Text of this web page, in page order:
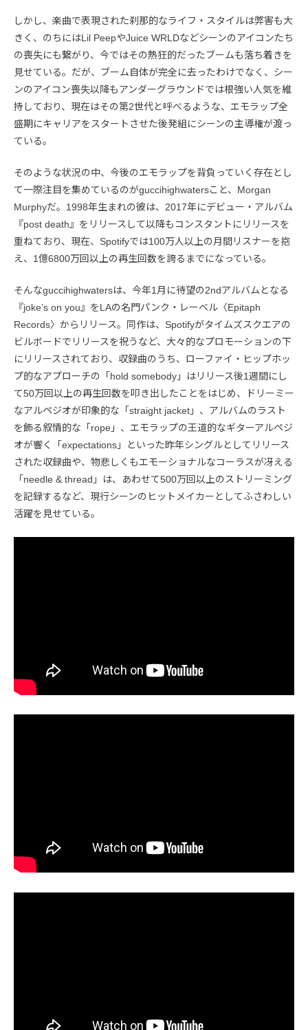
しかし、楽曲で表現された刹那的なライフ・スタイルは弊害も大
きく、のちにはLil PeepやJuice WRLDなどシーンのアイコンたち
の喪失にも繋がり、今ではその熱狂的だったブームも落ち着きを
見せている。だが、ブーム自体が完全に去ったわけでなく、シー
ンのアイコン喪失以降もアンダーグラウンドでは根強い人気を維
持しており、現在はその第2世代と呼べるような、エモラップ全
盛期にキャリアをスタートさせた後発組にシーンの主導権が渡っ
ている。
そのような状況の中、今後のエモラップを背負っていく存在とし
て一際注目を集めているのがguccihighwatersこと、Morgan
Murphyだ。1998年生まれの彼は、2017年にデビュー・アルバム
『post death』をリリースして以降もコンスタントにリリースを
重ねており、現在、Spotifyでは100万人以上の月間リスナーを抱
え、1億6800万回以上の再生回数を誇るまでになっている。
そんなguccihighwatersは、今年1月に待望の2ndアルバムとなる
『joke’s on you』をLAの名門パンク・レーベル〈Epitaph
Records〉からリリース。同作は、Spotifyがタイムズスクエアの
ビルボードでリリースを祝うなど、大々的なプロモーションの下
にリリースされており、収録曲のうち、ローファイ・ヒップホッ
プ的なアプローチの「hold somebody」はリリース後1週間にし
て50万回以上の再生回数を叩き出したことをはじめ、ドリーミー
なアルペジオが印象的な「straight jacket」、アルバムのラスト
を飾る叙情的な「rope」、エモラップの王道的なギターアルペジ
オが響く「expectations」といった昨年シングルとしてリリース
された収録曲や、物悲しくもエモーショナルなコーラスが冴える
「needle & thread」は、あわせて500万回以上のストリーミング
を記録するなど、現行シーンのヒットメイカーとしてふさわしい
活躍を見せている。